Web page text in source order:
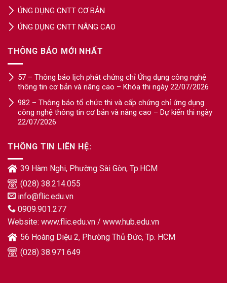
ỨNG DỤNG CNTT CƠ BẢN
ỨNG DỤNG CNTT NÂNG CAO
THÔNG BÁO MỚI NHẤT
57 – Thông báo lịch phát chứng chỉ Ứng dụng công nghệ
thông tin cơ bản và nâng cao – Khóa thi ngày 22/07/2026
982 – Thông báo tổ chức thi và cấp chứng chỉ ứng dụng
công nghệ thông tin cơ bản và nâng cao – Dự kiến thi ngày
22/07/2026
THÔNG TIN LIÊN HỆ:
39 Hàm Nghi, Phường Sài Gòn, Tp.HCM
(028) 38.214.055
info@flic.edu.vn
0909.901.277
Website: www.flic.edu.vn / www.hub.edu.vn
56 Hoàng Diệu 2, Phường Thủ Đức, Tp. HCM
(028) 38.971.649